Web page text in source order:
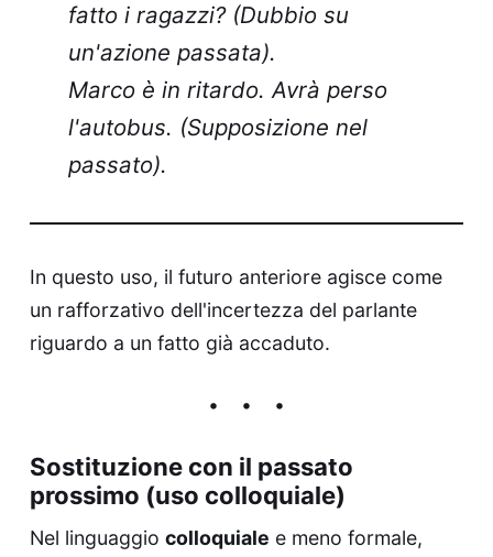
fatto i ragazzi? (Dubbio su
un'azione passata).
Marco è in ritardo. Avrà perso
l'autobus. (Supposizione nel
passato).
In questo uso, il futuro anteriore agisce come
un rafforzativo dell'incertezza del parlante
riguardo a un fatto già accaduto.
Sostituzione con il passato
prossimo (uso colloquiale)
Nel linguaggio colloquiale e meno formale,